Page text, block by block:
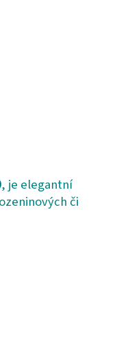
, je elegantní
či